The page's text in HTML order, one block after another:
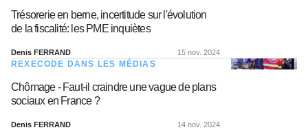
Trésorerie en berne, incertitude sur l'évolution
de la fiscalité: les PME inquiètes
Denis FERRAND 15 nov. 2024
REXECODE DANS LES MÉDIAS
Chômage - Faut-il craindre une vague de plans
sociaux en France ?
Denis FERRAND 14 nov. 2024